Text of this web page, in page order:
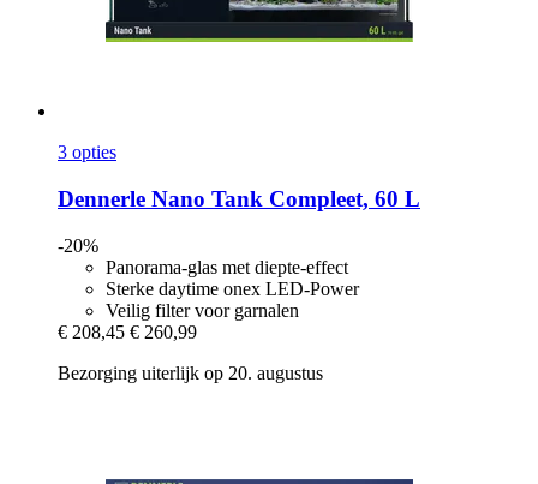
3 opties
Dennerle Nano Tank Compleet, 60 L
-20%
Panorama-glas met diepte-effect
Sterke daytime onex LED-Power
Veilig filter voor garnalen
€ 208,45 € 260,99
Bezorging uiterlijk op 20. augustus